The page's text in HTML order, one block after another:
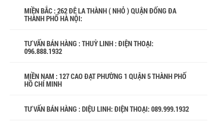
MIỀN BẮC : 262 ĐÊ LA THÀNH ( NHỎ ) QUẬN ĐỐNG ĐA
THÀNH PHỐ HÀ NỘI:
TƯ VẤN BÁN HÀNG : THUỲ LINH : ĐIỆN THOẠI:
096.888.1932
MIỀN NAM : 127 CAO ĐẠT PHƯỜNG 1 QUẬN 5 THÀNH PHỐ
HỒ CHÍ MINH
TƯ VẤN BÁN HÀNG : DIỆU LINH: ĐIỆN THOẠI: 089.999.1932